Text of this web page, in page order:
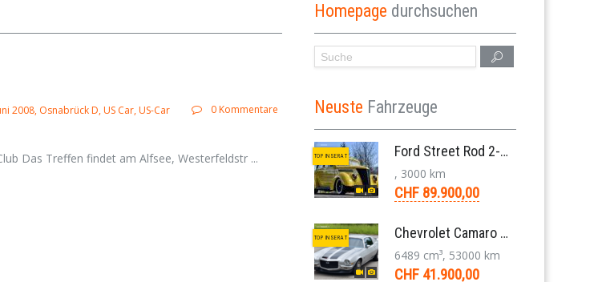
0 Kommentare
2008 Osnabrück D US Car US-Car
Das Treffen findet am Alfsee, Westerfeldstr ...
Homepage durchsuchen
Neuste Fahrzeuge
TOP INSERAT Ford Street Rod 2-Door V8 Aut. 1937
, 3000 km
CHF 89.900,00
TOP INSERAT Chevrolet Camaro SS 396 LS3 Coupe Aut. 1971
6489 cm³, 53000 km
CHF 41.900,00